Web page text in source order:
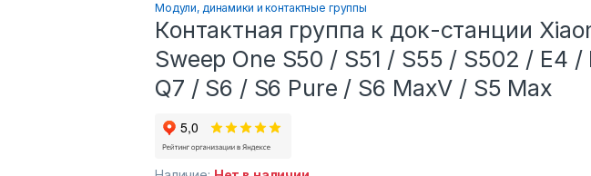
Модули, динамики и контактные группы
Контактная группа к док-станции
Sweep One S50 / S51 / S55 / S502 / E4 /
Q7 / S6 / S6 Pure / S6 MaxV / S5 Max